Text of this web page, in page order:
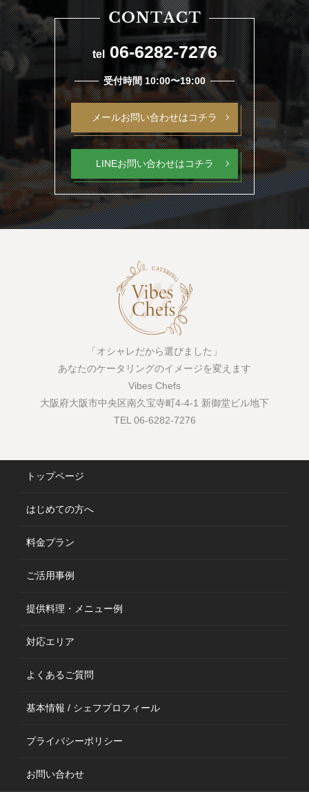
tel 06-6282-7276
受付時間 10:00〜19:00
メールお問い合わせはコチラ
LINEお問い合わせはコチラ
「オシャレだから選びました」
あなたのケータリングのイメージを変えます
Vibes Chefs
大阪府大阪市中央区南久宝寺町4-4-1 新御堂ビル地下
TEL 06-6282-7276
トップページ
はじめての方へ
料金プラン
ご活用事例
提供料理・メニュー例
対応エリア
よくあるご質問
基本情報 / シェフプロフィール
プライバシーポリシー
お問い合わせ